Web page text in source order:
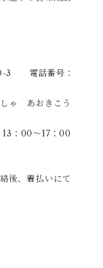
3 電話番号：
ゃ あおきこう
：00～17：00
後、着払いにて